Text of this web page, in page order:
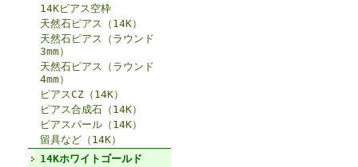
14Kピアス空枠
天然石ピアス（14K）
天然石ピアス（ラウンド
3mm）
天然石ピアス（ラウンド
4mm）
ピアスCZ（14K）
ピアス合成石（14K）
ピアスパール（14K）
留具など（14K）
14Kホワイトゴールド